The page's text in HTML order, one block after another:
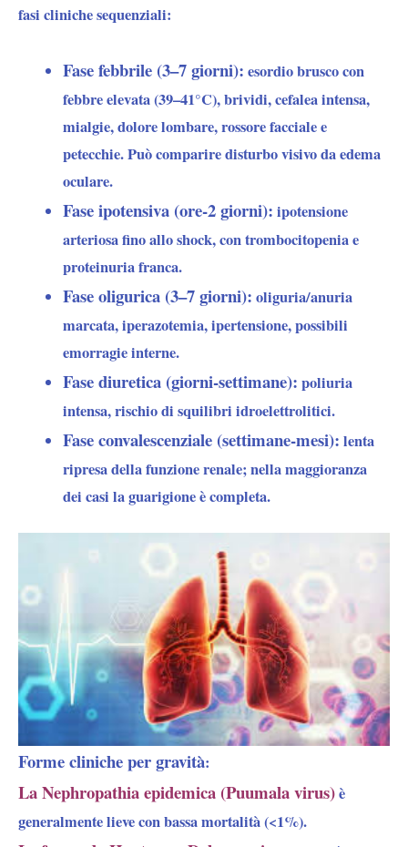
fasi cliniche sequenziali:
Fase febbrile (3–7 giorni): esordio brusco con
febbre elevata (39–41°C), brividi, cefalea intensa,
mialgie, dolore lombare, rossore facciale e
petecchie. Può comparire disturbo visivo da edema
oculare.
Fase ipotensiva (ore-2 giorni): ipotensione
arteriosa fino allo shock, con trombocitopenia e
proteinuria franca.
Fase oligurica (3–7 giorni): oliguria/anuria
marcata, iperazotemia, ipertensione, possibili
emorragie interne.
Fase diuretica (giorni-settimane): poliuria
intensa, rischio di squilibri idroelettrolitici.
Fase convalescenziale (settimane-mesi): lenta
ripresa della funzione renale; nella maggioranza
dei casi la guarigione è completa.
Forme cliniche per gravità:
La Nephropathia epidemica (Puumala virus)è
generalmente lieve con bassa mortalità (<1%).